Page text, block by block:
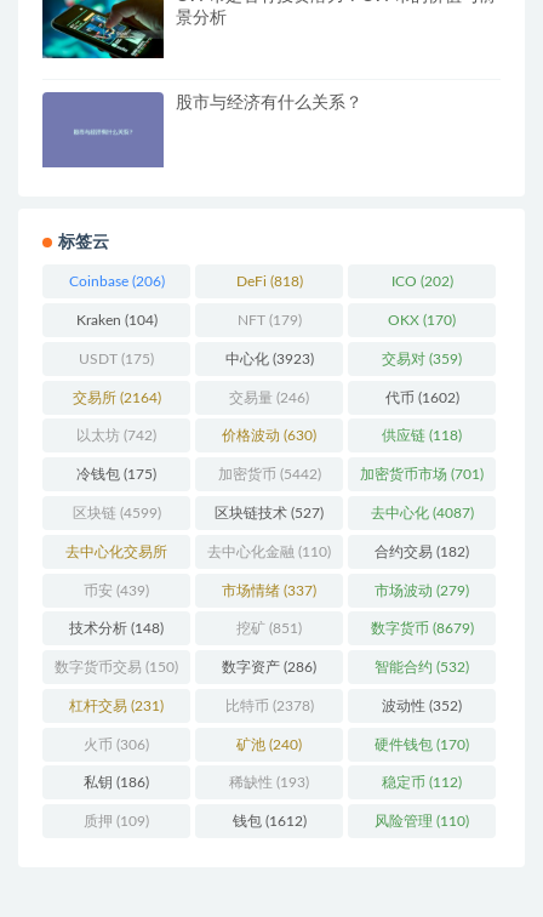
景分析
股市与经济有什么关系？
标签云
Coinbase(206) DeFi (818) ICO (202)
Kraken (104) NFT(179) OKX (170)
USDT (175) 中心化(3923) 交易对 (359)
交易所(2164) 交易量 (246) 代币 (1602)
以太坊 (742) 价格波动 (630) 供应链 (118)
冷钱包 (175) 加密货币 (5442) 加密货币市场 (701)
区块链(4599) 区块链技术 (527) 去中心化(4087)
去中心化交易所
(196)
去中心化金融 (110) 合约交易 (182)
币安 (439) 市场情绪 (337) 市场波动 (279)
技术分析 (148) 挖矿 (851) 数字货币 (8679)
数字货币交易 (150) 数字资产 (286) 智能合约 (532)
杠杆交易 (231) 比特币 (2378) 波动性 (352)
火币 (306) 矿池 (240) 硬件钱包 (170)
私钥 (186) 稀缺性 (193) 稳定币 (112)
质押 (109) 钱包(1612) 风险管理 (110)